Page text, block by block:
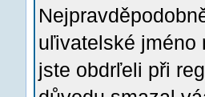
uľivatelské jméno
jste obdrľeli při